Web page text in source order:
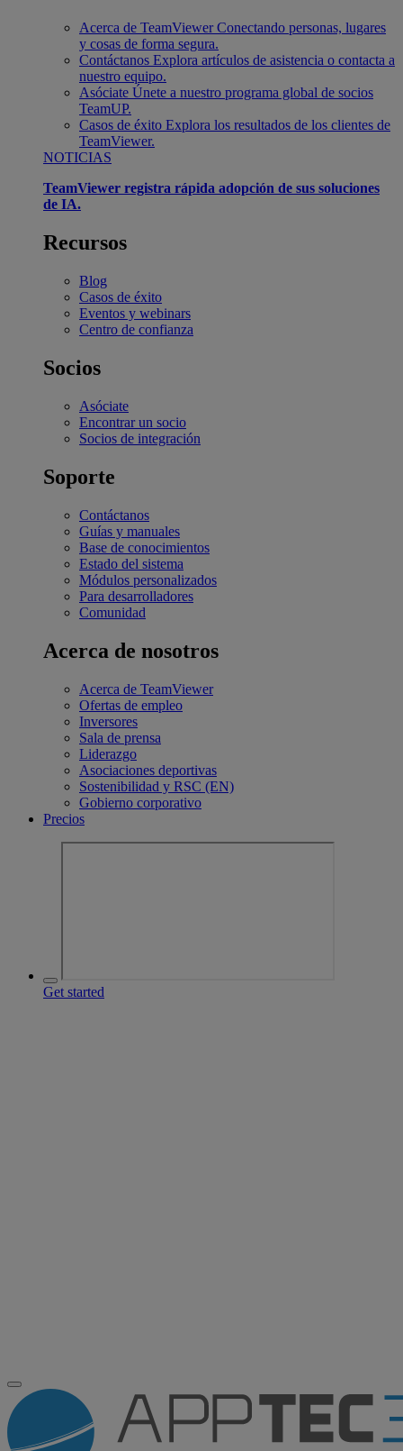
Acerca de TeamViewer Conectando personas, lugares
y cosas de forma segura.
Contáctanos Explora artículos de asistencia o contacta a
nuestro equipo.
Asóciate Únete a nuestro programa global de socios
TeamUP.
Casos de éxito Explora los resultados de los clientes de
TeamViewer.
NOTICIAS
TeamViewer registra rápida adopción de sus soluciones
de IA.
Recursos
Blog
Casos de éxito
Eventos y webinars
Centro de confianza
Socios
Asóciate
Encontrar un socio
Socios de integración
Soporte
Contáctanos
Guías y manuales
Base de conocimientos
Estado del sistema
Módulos personalizados
Para desarrolladores
Comunidad
Acerca de nosotros
Acerca de TeamViewer
Ofertas de empleo
Inversores
Sala de prensa
Liderazgo
Asociaciones deportivas
Sostenibilidad y RSC (EN)
Gobierno corporativo
Precios
Get started